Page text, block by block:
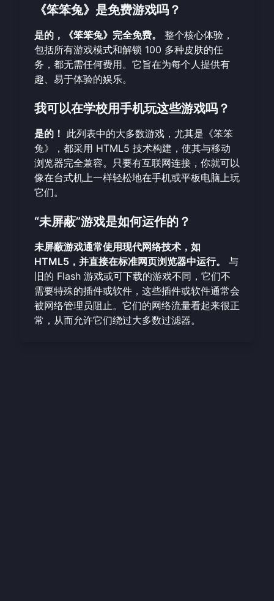
《笨笨兔》是免费游戏吗？
是的，《笨笨兔》完全免费。
整个核心体验，
包括所有游戏模式和解锁 100 多种皮肤的任
务，都无需任何费用。它旨在为每个人提供有
趣、易于体验的娱乐。
我可以在学校用手机玩这些游戏吗？
是的！ 此列表中的大多数游戏，尤其是《笨笨
兔》，都采用 HTML5 技术构建，使其与移动
浏览器完全兼容。只要有互联网连接，你就可以
像在台式机上一样轻松地在手机或平板电脑上玩
它们。
“未屏蔽”游戏是如何运作的？
未屏蔽游戏通常使用现代网络技术，如
HTML5，并直接在标准网页浏览器中运行。
与
旧的 Flash 游戏或可下载的游戏不同，它们不
需要特殊的插件或软件，这些插件或软件通常会
被网络管理员阻止。它们的网络流量看起来很正
常，从而允许它们绕过大多数过滤器。